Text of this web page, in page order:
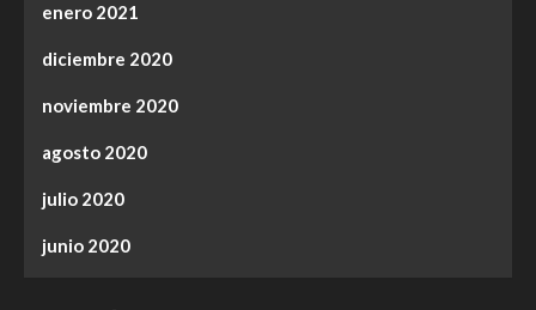
enero 2021
diciembre 2020
noviembre 2020
agosto 2020
julio 2020
junio 2020